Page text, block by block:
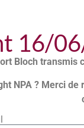
16/
Bloch transmis
NPA ? Merci